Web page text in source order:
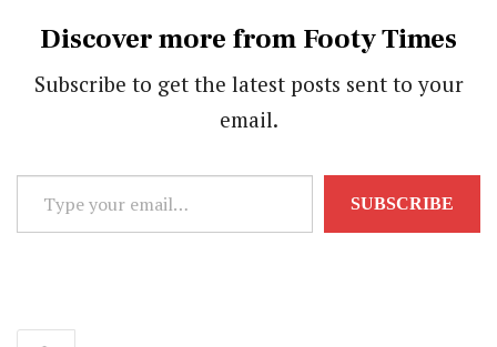
Discover more from Footy Times
Subscribe to get the latest posts sent to your
email.
Type
your
SUBSCRIBE